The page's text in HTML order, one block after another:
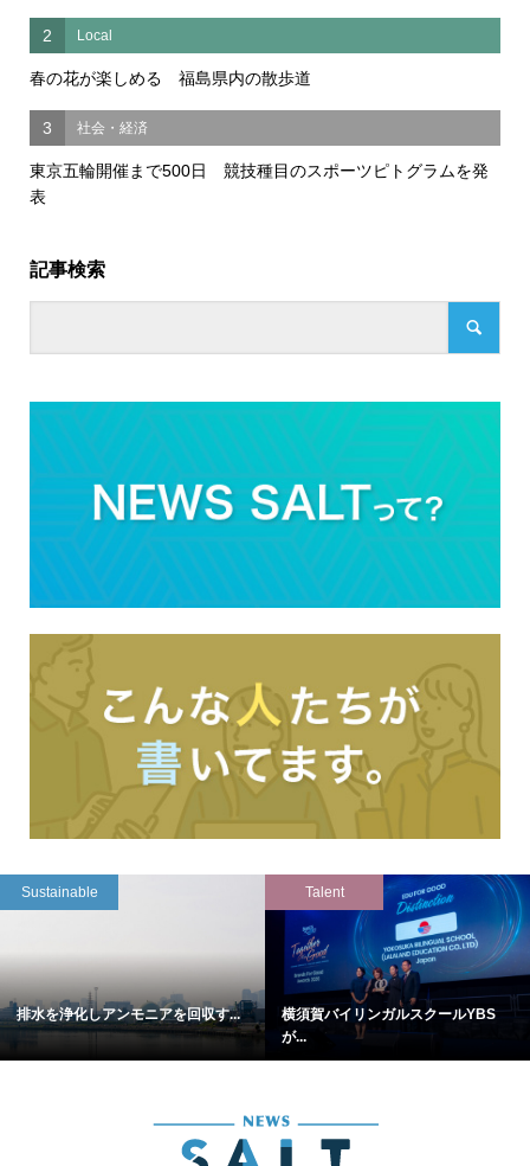
2 Local
春の花が楽しめる 福島県内の散歩道
3 社会・経済
東京五輪開催まで500日 競技種目のスポーツピトグラムを発
表
記事検索
Sustainable
排水を浄化しアンモニアを回収す...
Talent
横須賀バイリンガルスクールYBS
が...